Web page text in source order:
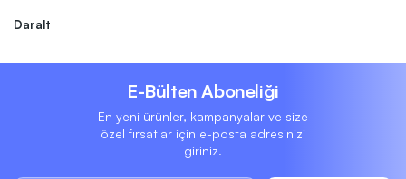
Daralt
E-Bülten Aboneliği
En yeni ürünler, kampanyalar ve size
özel fırsatlar için e-posta adresinizi
giriniz.